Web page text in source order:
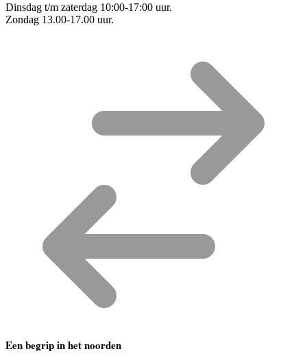
Dinsdag t/m zaterdag 10:00-17:00 uur.
Zondag 13.00-17.00 uur.
Een begrip in het noorden